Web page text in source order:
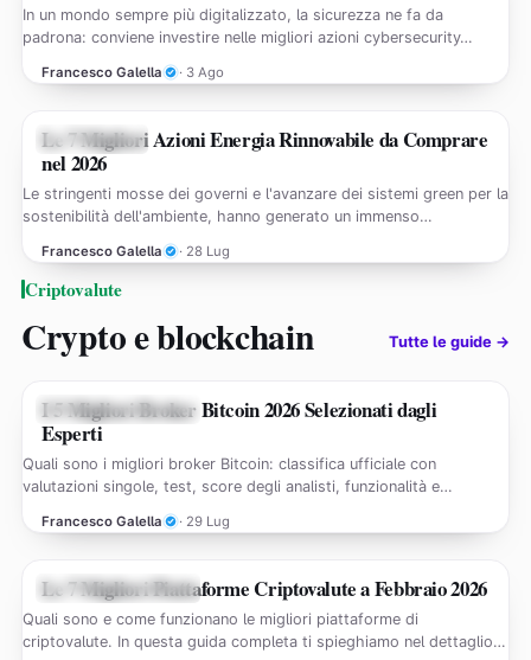
In un mondo sempre più digitalizzato, la sicurezza ne fa da
padrona: conviene investire nelle migliori azioni cybersecurity…
Francesco Galella · 3 Ago
GUIDE AZIONI
Le 7 Migliori Azioni Energia Rinnovabile da Comprare
nel 2026
Le stringenti mosse dei governi e l'avanzare dei sistemi green per la
sostenibilità dell'ambiente, hanno generato un immenso…
Francesco Galella · 28 Lug
Criptovalute
Crypto e blockchain Tutte le guide →
GUIDE CRIPTOVALUTE
I 5 Migliori Broker Bitcoin 2026 Selezionati dagli
Esperti
Quali sono i migliori broker Bitcoin: classifica ufficiale con
valutazioni singole, test, score degli analisti, funzionalità e
Francesco Galella · 29 Lug
GUIDE CRIPTOVALUTE
Le 7 Migliori Piattaforme Criptovalute a Febbraio 2026
Quali sono e come funzionano le migliori piattaforme di
criptovalute. In questa guida completa ti spieghiamo nel dettaglio…